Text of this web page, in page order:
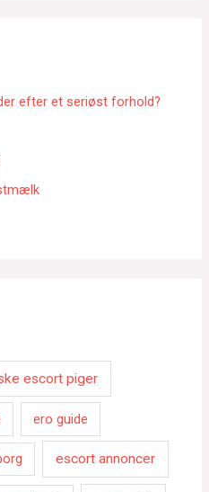
efter et seriøst forhold?
escort piger
ero guide
escort annoncer